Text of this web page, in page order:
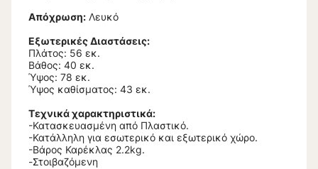
Απόχρωση: Λευκό
Εξωτερικές Διαστάσεις:
Πλάτος: 56 εκ.
Βάθος: 40 εκ.
Ύψος: 78 εκ.
Ύψος καθίσματος: 43 εκ.
Τεχνικά χαρακτηριστικά:
-Κατασκευασμένη από Πλαστικό.
-Κατάλληλη για εσωτερικό και εξωτερικό χώρο.
-Βάρος Καρέκλας 2.2kg.
-Στοιβαζόμενη